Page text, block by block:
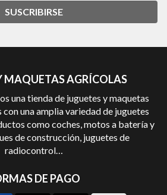
SUSCRIBIRSE
MAQUETAS AGRÍCOLAS
una tienda de juguetes y maquetas
una amplia variedad de juguetes
como coches, motos a batería y
de construcción, juguetes de
radiocontrol…
DE PAGO